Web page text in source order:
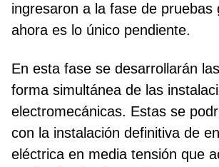
ingresaron a la fase de pruebas
ahora es lo único pendiente.
En esta fase se desarrollarán
forma simultánea de las
electromecánicas. Estas se
con la instalación definitiva de
eléctrica en media tensión que